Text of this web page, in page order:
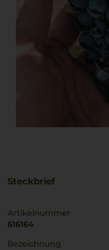
Steckbrief
Artikelnummer
616164
Bezeichnung